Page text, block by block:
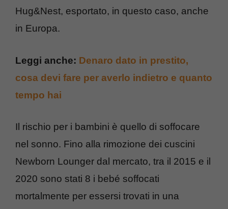
Hug&Nest, esportato, in questo caso, anche
in Europa.
Leggi anche: Denaro dato in prestito,
cosa devi fare per averlo indietro e quanto
tempo hai
Il rischio per i bambini è quello di soffocare
nel sonno. Fino alla rimozione dei cuscini
Newborn Lounger dal mercato, tra il 2015 e il
2020 sono stati 8 i bebé soffocati
mortalmente per essersi trovati in una